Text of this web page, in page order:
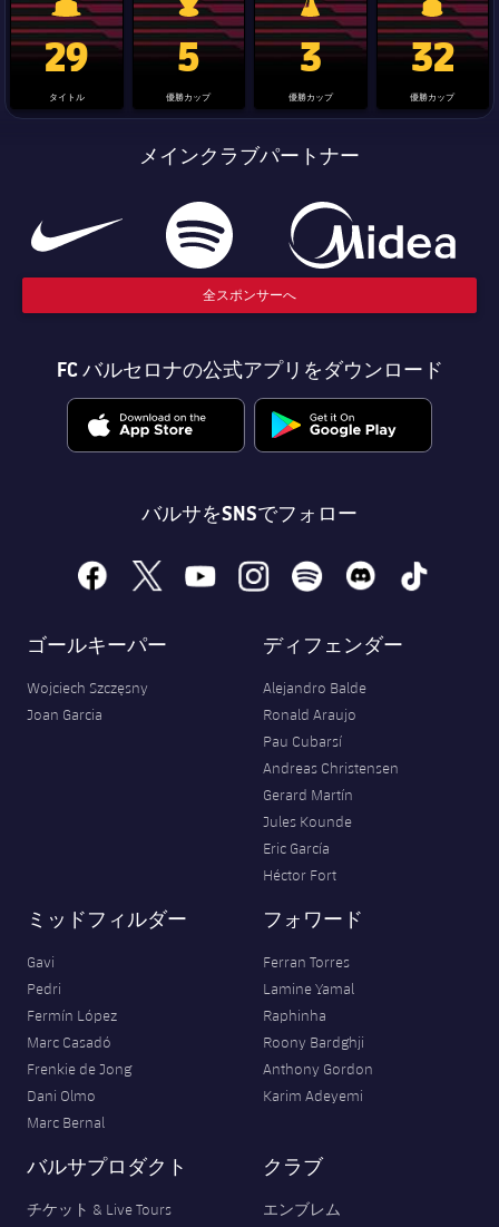
La Liga trophy
29
タイトル
Champions League trophy
5
優勝カップ
label.aria.clubworldcup
3
優勝カップ
国王杯
32
優勝カップ
メインクラブパートナー
全スポンサーへ
FC バルセロナの公式アプリをダウンロード
バルサをSNSでフォロー
facebook
x youtubeinstagramspotify discord tiktok
ゴールキーパー
Wojciech Szczęsny
Joan Garcia
ディフェンダー
Alejandro Balde
Ronald Araujo
Pau Cubarsí
Andreas Christensen
Gerard Martín
Jules Kounde
Eric García
Héctor Fort
ミッドフィルダー
Gavi
Pedri
Fermín López
Marc Casadó
Frenkie de Jong
Dani Olmo
Marc Bernal
フォワード
Ferran Torres
Lamine Yamal
Raphinha
Roony Bardghji
Anthony Gordon
Karim Adeyemi
バルサプロダクト
チケット & Live Tours
クラブ
エンブレム